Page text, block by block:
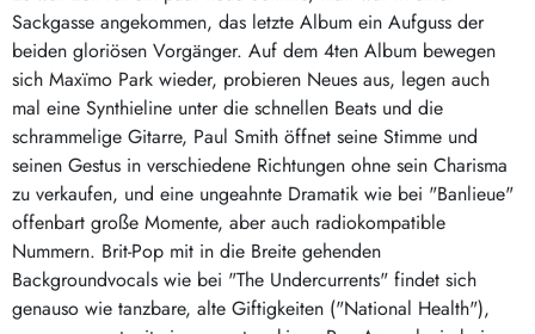
Sackgasse angekommen, das letzte Album ein Aufguss der
beiden gloriösen Vorgänger. Auf dem 4ten Album bewegen
sich Maxïmo Park wieder, probieren Neues aus, legen auch
mal eine Synthieline unter die schnellen Beats und die
schrammelige Gitarre, Paul Smith öffnet seine Stimme und
seinen Gestus in verschiedene Richtungen ohne sein Charisma
zu verkaufen, und eine ungeahnte Dramatik wie bei "Banlieue"
offenbart große Momente, aber auch radiokompatible
Nummern. Brit-Pop mit in die Breite gehenden
Backgroundvocals wie bei "The Undercurrents" findet sich
genauso wie tanzbare, alte Giftigkeiten ("National Health"),